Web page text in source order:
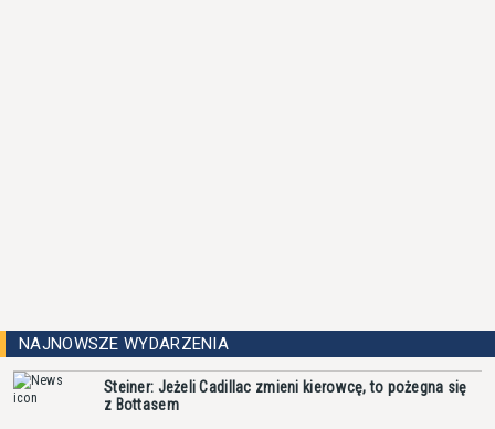
NAJNOWSZE WYDARZENIA
Steiner: Jeżeli Cadillac zmieni kierowcę, to pożegna się
z Bottasem